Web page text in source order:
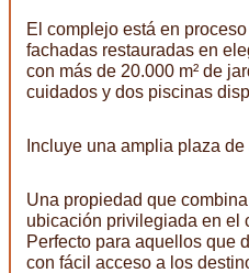
El complejo está en
fachadas restauradas en
con más de 20.000 m² de
cuidados y dos piscinas
Incluye una amplia plaza
Una propiedad que
ubicación privilegiada en el
Perfecto para aquellos que
con fácil acceso a los